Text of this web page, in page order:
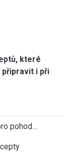
které
i při
pohod…